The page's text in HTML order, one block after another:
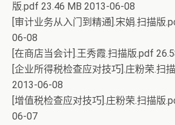
版.pdf 23.46 MB 2013-06-08
[审计业务从入门到精通].宋娟.扫描版
06-08
[在商店当会计].王秀霞.扫描版.pdf
[企业所得税检查应对技巧].庄粉荣.扫
2013-06-08
[增值税检查应对技巧].庄粉荣.扫描版
06-07